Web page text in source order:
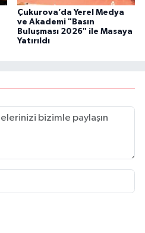
Çukurova’da Yerel Medya
ve Akademi "Basın
Buluşması 2026" ile Masaya
Yatırıldı